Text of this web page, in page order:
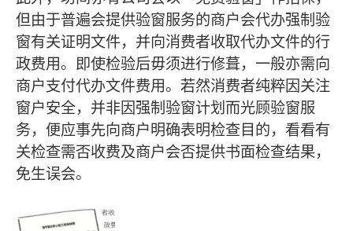
但由于普遍会提供验窗服务的商户会代办强制验
窗有关证明文件，并向消费者收取代办文件的行
政费用。即使检验后毋须进行修葺，一般亦需向
商户支付代办文件费用。若然消费者纯粹因关注
窗户安全，并非因强制验窗计划而光顾验窗服
务，便应事先向商户明确表明检查目的，看看有
关检查需否收费及商户会否提供书面检查结果，
免生误会。